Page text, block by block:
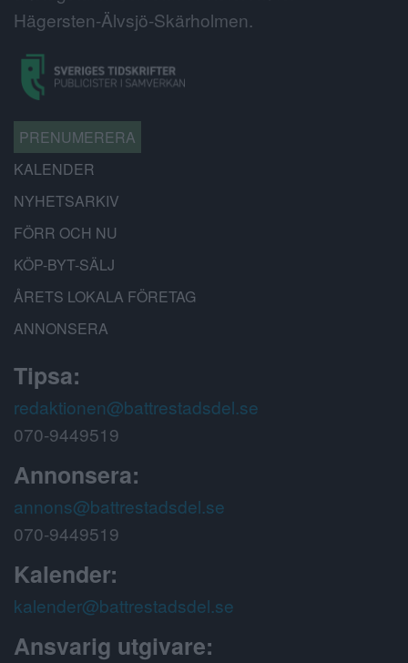
Hägersten-Älvsjö-Skärholmen.
PRENUMERERA
KALENDER
NYHETSARKIV
FÖRR OCH NU
KÖP-BYT-SÄLJ
ÅRETS LOKALA FÖRETAG
ANNONSERA
Tipsa:
redaktionen@battrestadsdel.se
070-9449519
Annonsera:
annons@battrestadsdel.se
070-9449519
Kalender:
kalender@battrestadsdel.se
Ansvarig utgivare: